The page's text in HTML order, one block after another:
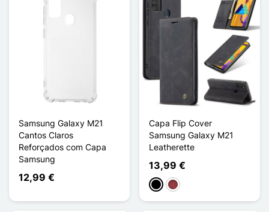
Samsung Galaxy M21
Cantos Claros
Reforçados com Capa
Samsung
12,99 €
Capa Flip Cover
Samsung Galaxy M21
Leatherette
13,99 €
PretoVermelho escuro